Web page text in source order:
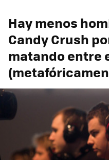
Hay menos
Candy Crush
matando entre